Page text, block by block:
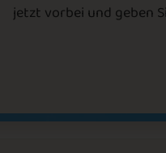
jetzt vorbei und geben